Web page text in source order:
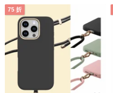
75 折